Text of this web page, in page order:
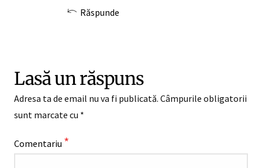
Răspunde
Lasă un răspuns
Adresa ta de email nu va fi publicată. Câmpurile obligatorii
sunt marcate cu *
Comentariu *